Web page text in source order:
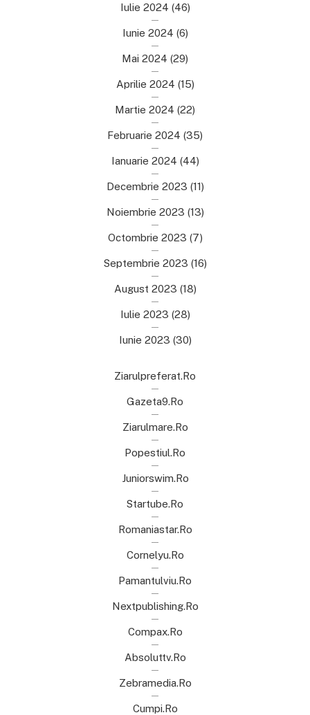
Iulie 2024 (46)
Iunie 2024 (6)
Mai 2024 (29)
Aprilie 2024 (15)
Martie 2024 (22)
Februarie 2024 (35)
Ianuarie 2024 (44)
Decembrie 2023 (11)
Noiembrie 2023 (13)
Octombrie 2023 (7)
Septembrie 2023 (16)
August 2023 (18)
Iulie 2023 (28)
Iunie 2023 (30)
Ziarulpreferat.ro
Gazeta9.ro
Ziarulmare.ro
Popestiul.ro
Juniorswim.ro
Startube.ro
Romaniastar.ro
Cornelyu.ro
Pamantulviu.ro
Nextpublishing.ro
Compax.ro
Absoluttv.ro
Zebramedia.ro
Cumpi.ro